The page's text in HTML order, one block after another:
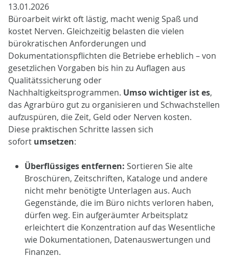
13.01.2026
Büroarbeit wirkt oft lästig, macht wenig Spaß und
kostet Nerven. Gleichzeitig belasten die vielen
bürokratischen Anforderungen und
Dokumentationspflichten die Betriebe erheblich – von
gesetzlichen Vorgaben bis hin zu Auflagen aus
Qualitätssicherung oder
Nachhaltigkeitsprogrammen. Umso wichtiger ist es,
das Agrarbüro gut zu organisieren und Schwachstellen
aufzuspüren, die Zeit, Geld oder Nerven kosten.
Diese praktischen Schritte lassen sich
sofort umsetzen:
Überflüssiges entfernen: Sortieren Sie alte
Broschüren, Zeitschriften, Kataloge und andere
nicht mehr benötigte Unterlagen aus. Auch
Gegenstände, die im Büro nichts verloren haben,
dürfen weg. Ein aufgeräumter Arbeitsplatz
erleichtert die Konzentration auf das Wesentliche
wie Dokumentationen, Datenauswertungen und
Finanzen.